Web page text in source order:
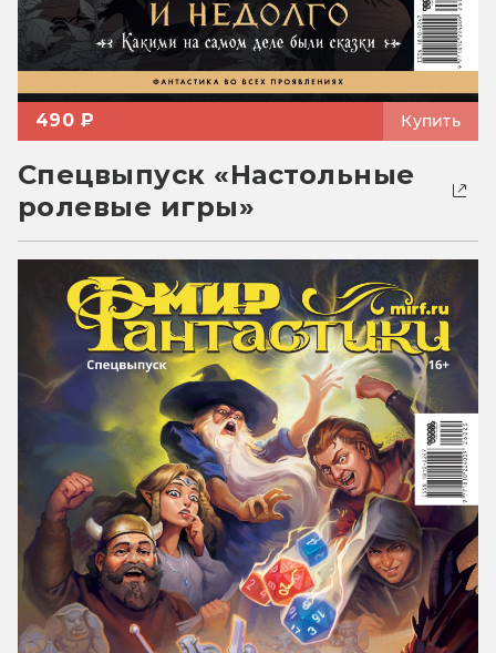
490 ₽ Купить
Спецвыпуск «Настольные
ролевые игры»